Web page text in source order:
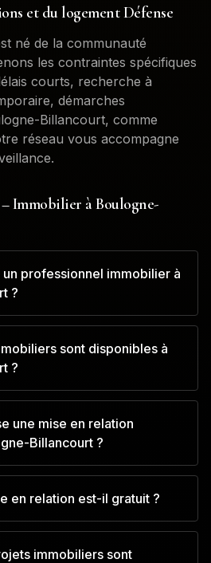
et du logement Défense
né de la communauté
les contraintes spécifiques
courts, recherche à
démarches
Billancourt, comme
réseau vous accompagne
Immobilier àBoulogne-
professionnel immobilier à
?
sont disponibles à
?
une mise en relation
Billancourt ?
en relation est-il gratuit ?
immobiliers sont